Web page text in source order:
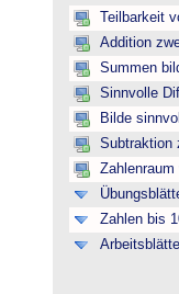
Teilbarkeit
Addition
Summen
Sinnvolle
Bilde
Subtraktion
Zahlen bis